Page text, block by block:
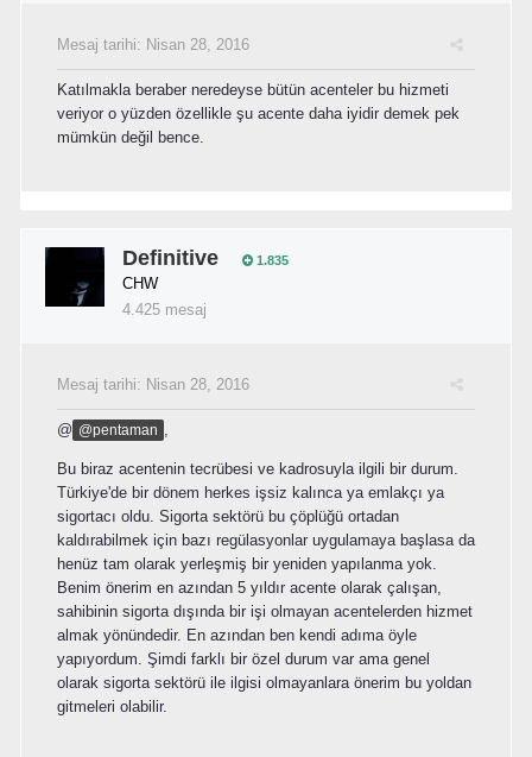
Mesaj tarihi: Nisan 28, 2016
Katılmakla beraber neredeyse bütün acenteler bu hizmeti
veriyor o yüzden özellikle şu acente daha iyidir demek pek
mümkün değil bence.
Definitive 1.835
CHW
4.425 mesaj
Mesaj tarihi: Nisan 28, 2016
@ @pentaman
Bu biraz acentenin tecrübesi ve kadrosuyla ilgili bir durum.
Türkiye'de bir dönem herkes işsiz kalınca ya emlakçı ya
sigortacı oldu. Sigorta sektörü bu çöplüğü ortadan
kaldırabilmek için bazı regülasyonlar uygulamaya başlasa da
henüz tam olarak yerleşmiş bir yeniden yapılanma yok.
Benim önerim en azından 5 yıldır acente olarak çalışan,
sahibinin sigorta dışında bir işi olmayan acentelerden hizmet
almak yönündedir. En azından ben kendi adıma öyle
yapıyordum. Şimdi farklı bir özel durum var ama genel
olarak sigorta sektörü ile ilgisi olmayanlara önerim bu yoldan
gitmeleri olabilir.